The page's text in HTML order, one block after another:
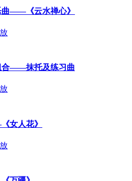
曲——《云水禅心》
合——抹托及练习曲
女人花》